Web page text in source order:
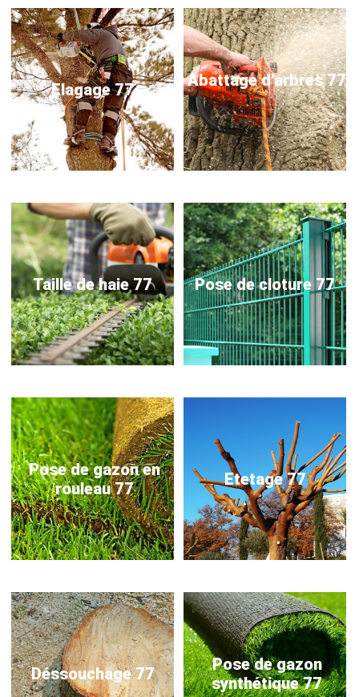
Elagage 77 Abattage d'arbres 77
Taille de haie 77 Pose de cloture 77
Pose de gazon en
rouleau 77
Etetage 77
Déssouchage 77
Pose de gazon
synthétique 77